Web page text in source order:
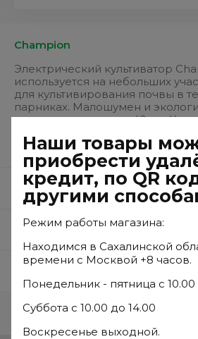
Champion
Электрический культиватор
используется на небольших
для культивирования почвы в
парниках. Малошумен и
вспашки составляет 40 см.
транспортировку
Описание
Параметры
Часто ищут
Наши товары
приобрести
кредит, по QR
другими
Режим работы магазина:
Находимся в Сахалинской
времени с Москвой +8 часов.
Понедельник - пятница с 10.00
Суббота с 10.00 до 14.00
Воскресенье выходной.